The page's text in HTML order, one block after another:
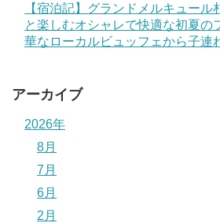
【宿泊記】グランドメルキュール
と楽しむオシャレで快適な初夏の
華なローカルビュッフェから子連
アーカイブ
2026年
8月
7月
6月
2月